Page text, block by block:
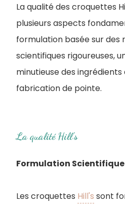
La qualité des croquettes
plusieurs aspects
formulation basée sur des
scientifiques rigoureuses,
minutieuse des
fabrication de pointe.
La qualité Hill's
Formulation Scientifique
Les croquettes Hill's sont